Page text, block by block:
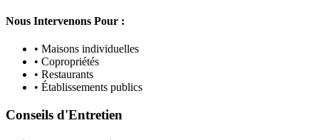
Nous Intervenons Pour :
• Maisons individuelles
• Copropriétés
• Restaurants
• Établissements publics
Conseils d'Entretien